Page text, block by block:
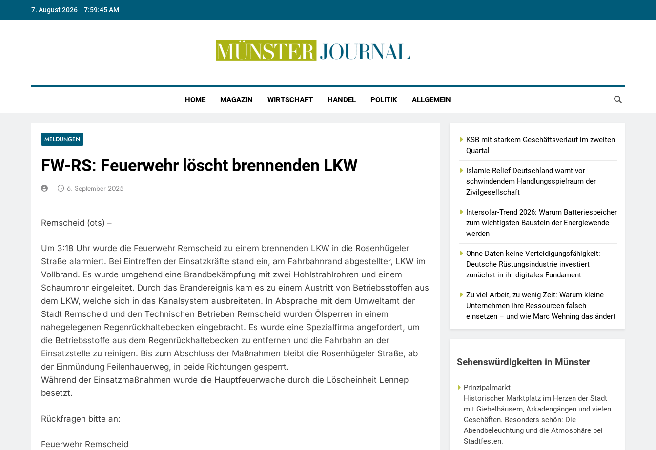
7. August 2026 7:59:45 AM
HOME MAGAZIN WIRTSCHAFT HANDEL POLITIK ALLGEMEIN
MELDUNGEN
FW-RS: Feuerwehr löscht brennenden LKW
6. September 2025
Remscheid (ots) –
Um 3:18 Uhr wurde die Feuerwehr Remscheid zu einem brennenden LKW in die Rosenhügeler
Straße alarmiert. Bei Eintreffen der Einsatzkräfte stand ein, am Fahrbahnrand abgestellter, LKW im
Vollbrand. Es wurde umgehend eine Brandbekämpfung mit zwei Hohlstrahlrohren und einem
Schaumrohr eingeleitet. Durch das Brandereignis kam es zu einem Austritt von Betriebsstoffen aus
dem LKW, welche sich in das Kanalsystem ausbreiteten. In Absprache mit dem Umweltamt der
Stadt Remscheid und den Technischen Betrieben Remscheid wurden Ölsperren in einem
nahegelegenen Regenrückhaltebecken eingebracht. Es wurde eine Spezialfirma angefordert, um
die Betriebsstoffe aus dem Regenrückhaltebecken zu entfernen und die Fahrbahn an der
Einsatzstelle zu reinigen. Bis zum Abschluss der Maßnahmen bleibt die Rosenhügeler Straße, ab
der Einmündung Feilenhauerweg, in beide Richtungen gesperrt.
Während der Einsatzmaßnahmen wurde die Hauptfeuerwache durch die Löscheinheit Lennep
besetzt.
Rückfragen bitte an:
Feuerwehr Remscheid
KSB mit starkem Geschäftsverlauf im zweiten
Quartal
Islamic Relief Deutschland warnt vor
schwindendem Handlungsspielraum der
Zivilgesellschaft
Intersolar-Trend 2026: Warum Batteriespeicher
zum wichtigsten Baustein der Energiewende
werden
Ohne Daten keine Verteidigungsfähigkeit:
Deutsche Rüstungsindustrie investiert
zunächst in ihr digitales Fundament
Zu viel Arbeit, zu wenig Zeit: Warum kleine
Unternehmen ihre Ressourcen falsch
einsetzen – und wie Marc Wehning das ändert
Sehenswürdigkeiten in Münster
Prinzipalmarkt
Historischer Marktplatz im Herzen der Stadt
mit Giebelhäusern, Arkadengängen und vielen
Geschäften. Besonders schön: Die
Abendbeleuchtung und die Atmosphäre bei
Stadtfesten.